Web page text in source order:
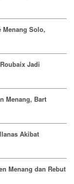
Menang Solo,
Jadi
Menang, Bart
Akibat
Menang dan Rebut